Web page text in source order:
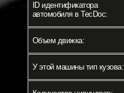
ID идентификатора
автомобиля в TecDoc:
Объем движка:
У этой машины тип кузова: